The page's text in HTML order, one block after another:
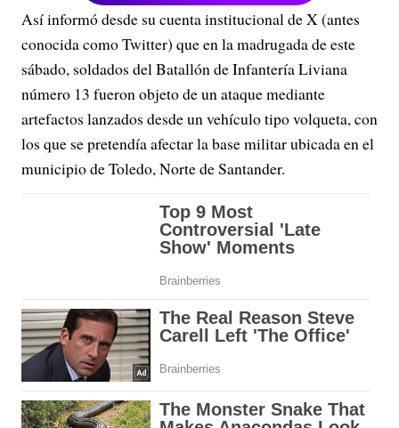
Así informó desde su cuenta institucional de X (antes
conocida como Twitter) que en la madrugada de este
sábado, soldados del Batallón de Infantería Liviana
número 13 fueron objeto de un ataque mediante
artefactos lanzados desde un vehículo tipo volqueta, con
los que se pretendía afectar la base militar ubicada en el
municipio de Toledo,Norte de Santander.